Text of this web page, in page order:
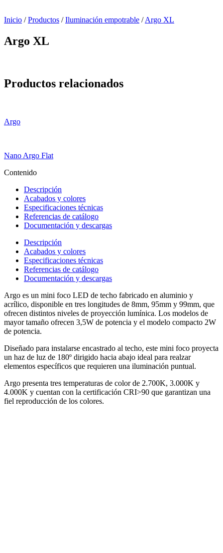
Inicio / Productos / Iluminación empotrable / Argo XL
Argo XL
Productos relacionados
Argo
Nano Argo Flat
Contenido
Descripción
Acabados y colores
Especificaciones técnicas
Referencias de catálogo
Documentación y descargas
Descripción
Acabados y colores
Especificaciones técnicas
Referencias de catálogo
Documentación y descargas
Argo es un mini foco LED de techo fabricado en aluminio y
acrílico, disponible en tres longitudes de 8mm, 95mm y 99mm, que
ofrecen distintos niveles de proyección lumínica. Los modelos de
mayor tamaño ofrecen 3,5W de potencia y el modelo compacto 2W
de potencia.
Diseñado para instalarse encastrado al techo, este mini foco proyecta
un haz de luz de 180º dirigido hacia abajo ideal para realzar
elementos específicos que requieren una iluminación puntual.
Argo presenta tres temperaturas de color de 2.700K, 3.000K y
4.000K y cuentan con la certificación CRI>90 que garantizan una
fiel reproducción de los colores.